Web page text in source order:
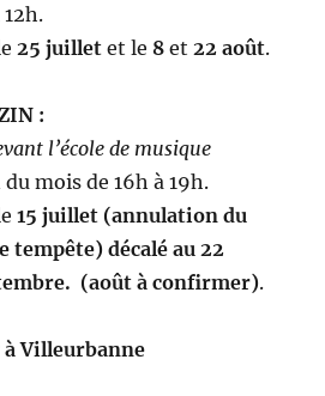
25 juilletet le 8et 22 août.
:
l’école de musique
du mois de 16h à 19h.
15 juillet (annulation du
tempête) décalé au 22
(août à confirmer).
à Villeurbanne